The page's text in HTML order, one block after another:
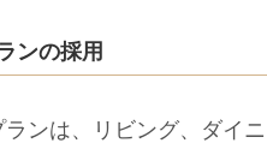
ンの採用
ンは、リビング、ダイ